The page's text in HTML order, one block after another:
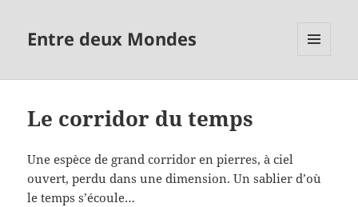
Entre deux Mondes
Le corridor du temps
Une espèce de grand corridor en pierres, à ciel
ouvert, perdu dans une dimension. Un sablier d’où
le temps s’écoule…